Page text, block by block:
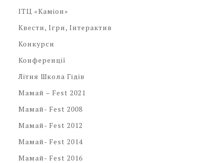
ІТЦ «Каміон»
Квести, Ігри, Інтерактив
Конкурси
Конференції
Літня Школа Гідів
Мамай – Fest 2021
Мамай- Fest 2008
Мамай- Fest 2012
Мамай- Fest 2014
Мамай- Fest 2016